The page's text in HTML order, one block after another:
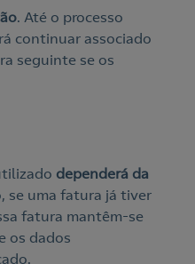
. Até o processo
continuar associado
seguinte se os
dependerá da
se uma fatura já tiver
fatura mantêm-se
os dados